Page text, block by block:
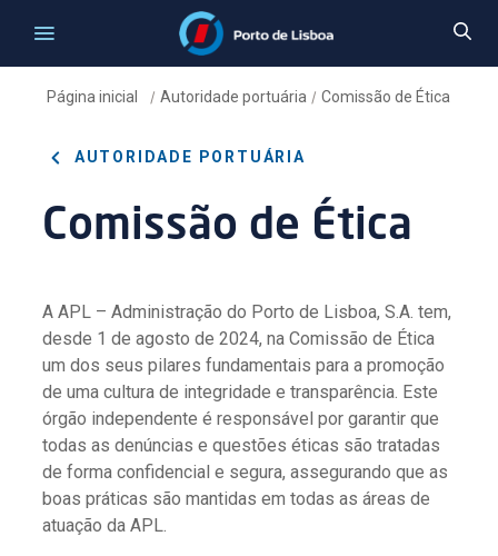
Página inicial /Autoridade portuária /Comissão de Ética
AUTORIDADE PORTUÁRIA
Comissão de Ética
A APL – Administração do Porto de Lisboa, S.A. tem,
desde 1 de agosto de 2024, na Comissão de Ética
um dos seus pilares fundamentais para a promoção
de uma cultura de integridade e transparência. Este
órgão independente é responsável por garantir que
todas as denúncias e questões éticas são tratadas
de forma confidencial e segura, assegurando que as
boas práticas são mantidas em todas as áreas de
atuação da APL.